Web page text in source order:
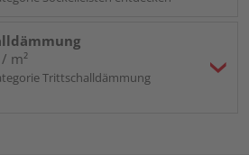
m²
Trittschalldämmung